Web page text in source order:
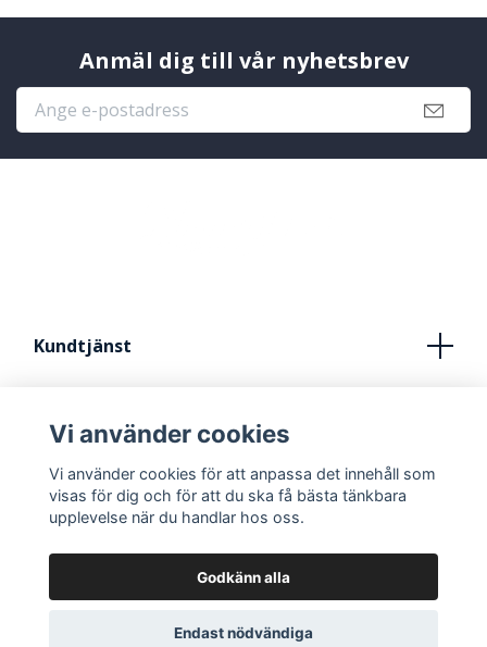
Anmäl dig till vår nyhetsbrev
Kundtjänst
Kontakt
FRÅN IDÈ TILL STUDIO
Vi använder cookies
Vi använder cookies för att anpassa det innehåll som
visas för dig och för att du ska få bästa tänkbara
upplevelse när du handlar hos oss.
Godkänn alla
Endast nödvändiga